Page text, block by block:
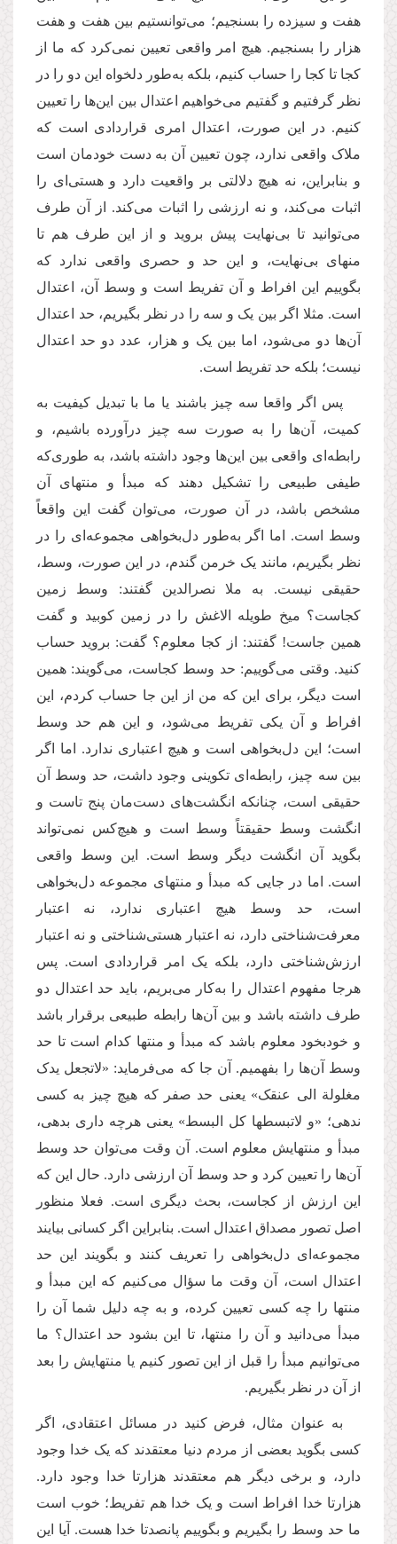
هفت و سیزده را بسنجیم؛ میتوانستیم بین هفت و هفت
هزار را بسنجیم. هیچ امر واقعی تعیین نمیکرد که ما از
کجا تا کجا را حساب کنیم، بلکه بهطور دلخواه این دو را در
نظر گرفتیم و گفتیم میخواهیم اعتدال بین اینها را تعیین
کنیم. در این صورت، اعتدال امری قراردادی است که
ملاک واقعی ندارد، چون تعیین آن به دست خودمان است
و بنابراین، نه هیچ دلالتی بر واقعیت دارد و هستی ای را
اثبات میکند، و نه ارزشی را اثبات میکند. از آن طرف
میتوانید تا بینهایت پیش بروید و از این طرف هم تا
منهای بینهایت، و این حد و حصری واقعی ندارد که
بگوییم این افراط و آن تفریط است و وسط آن، اعتدال
است. مثلا اگر بین یک و سه را در نظر بگیریم، حد اعتدال
آنها دو میشود، اما بین یک و هزار، عدد دو حد اعتدال
نیست؛ بلکه حد تفریط است.
پس اگر واقعا سه چیز باشند یا ما با تبدیل کیفیت به
کمیت، آنها را به صورت سه چیز درآورده باشیم، و
رابطه ای واقعی بین اینها وجود داشته باشد، به طوریکه
طیفی طبیعی را تشکیل دهند که مبدأ و منتهای آن
مشخص باشد، در آن صورت، میتوان گفت این واقعاً
وسط است. اما اگر بهطور دلبخواهی مجموعه ای را در
نظر بگیریم، مانند یک خرمن گندم، در این صورت، وسط،
حقیقی نیست. به ملا نصرالدین گفتند: وسط زمین
کجاست؟ میخ طویله الاغش را در زمین کوبید و گفت
همین جاست! گفتند: از کجا معلوم؟ گفت: بروید حساب
کنید. وقتی میگوییم: حد وسط کجاست، میگویند: همین
است دیگر، برای این كه من از این جا حساب کردم، این
افراط و آن یکی تفریط میشود، و این هم حد وسط
است؛ این دلبخواهی است و هیچ اعتباری ندارد. اما اگر
بین سه چیز، رابطه ای تکوینی وجود داشت، حد وسط آن
حقیقی است، چنانکه انگشتهای دستمان پنج تاست و
انگشت وسط حقیقتاً وسط است و هیچکس نمیتواند
بگوید آن انگشت دیگر وسط است. این وسط واقعی
است. اما در جایی که مبدأ و منتهای مجموعه دلبخواهی
است، حد وسط هیچ اعتباری ندارد، نه اعتبار
معرفتشناختی دارد، نه اعتبار هستیشناختی و نه اعتبار
ارزششناختی دارد، بلکه یک امر قراردادی است. پس
هرجا مفهوم اعتدال را بهكار میبریم، باید حد اعتدال دو
طرف داشته باشد و بین آنها رابطه طبیعی برقرار باشد
و خودبخود معلوم باشد که مبدأ و منتها کدام است تا حد
وسط آنها را بفهمیم. آن جا که میفرماید: «لاتجعل یدک
مغلولة الی عنقک» یعنی حد صفر که هیچ چیز به کسی
ندهی؛ «و لاتبسطها کل البسط» یعنی هرچه داری بدهی،
مبدأ و منتهایش معلوم است. آن وقت میتوان حد وسط
آنها را تعیین کرد و حد وسط آن ارزشی دارد. حال این كه
این ارزش از کجاست، بحث دیگری است. فعلا منظور
اصل تصور مصداق اعتدال است. بنابراین اگر کسانی بیایند
مجموعه ای دلبخواهی را تعریف کنند و بگویند این حد
اعتدال است، آن وقت ما سؤال میکنیم که این مبدأ و
منتها را چه کسی تعیین کرده، و به چه دلیل شما آن را
مبدأ میدانید و آن را منتها، تا این بشود حد اعتدال؟ ما
میتوانیم مبدأ را قبل از این تصور کنیم یا منتهایش را بعد
از آن در نظر بگیریم.
به عنوان مثال، فرض کنید در مسائل اعتقادی، اگر
کسی بگوید بعضی از مردم دنیا معتقدند که یک خدا وجود
دارد، و برخی دیگر هم معتقدند هزارتا خدا وجود دارد.
هزارتا خدا افراط است و یک خدا هم تفریط؛ خوب است
ما حد وسط را بگیریم و بگوییم پانصدتا خدا هست. آیا این